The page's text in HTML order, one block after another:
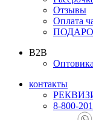
Отзывы
Оплата
B2B
контакты
8-800-